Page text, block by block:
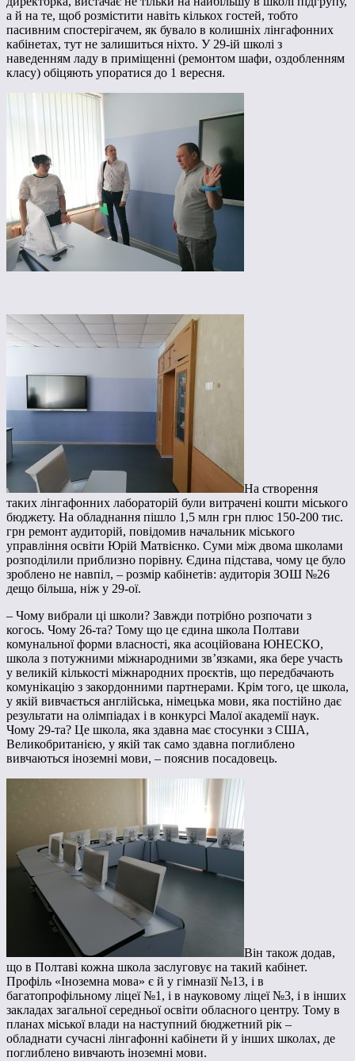
а й на те, щоб розмістити навіть кількох гостей, тобто
пасивним спостерігачем, як бувало в колишніх лінгафонних
кабінетах, тут не залишиться ніхто. У 29-ій школі з
наведенням ладу в приміщенні (ремонтом шафи, оздобленням
класу) обіцяють упоратися до 1 вересня.
На створення
таких лінгафонних лабораторій були витрачені кошти міського
бюджету. На обладнання пішло 1,5 млн грн плюс 150-200 тис.
грн ремонт аудиторій, повідомив начальник міського
управління освіти Юрій Матвієнко. Суми між двома школами
розподілили приблизно порівну. Єдина підстава, чому це було
зроблено не навпіл, – розмір кабінетів: аудиторія ЗОШ №26
дещо більша, ніж у 29-ої.
– Чому вибрали ці школи? Завжди потрібно розпочати з
когось. Чому 26-та? Тому що це єдина школа Полтави
комунальної форми власності, яка асоційована ЮНЕСКО,
школа з потужними міжнародними зв’язками, яка бере участь
у великій кількості міжнародних проєктів, що передбачають
комунікацію з закордонними партнерами. Крім того, це школа,
у якій вивчається англійська, німецька мови, яка постійно дає
результати на олімпіадах і в конкурсі Малої академії наук.
Чому 29-та? Це школа, яка здавна має стосунки з США,
Великобританією, у якій так само здавна поглиблено
вивчаються іноземні мови, – пояснив посадовець.
Він також додав,
що в Полтаві кожна школа заслуговує на такий кабінет.
Профіль «Іноземна мова» є й у гімназії №13, і в
багатопрофільному ліцеї №1, і в науковому ліцеї №3, і в інших
закладах загальної середньої освіти обласного центру. Тому в
планах міської влади на наступний бюджетний рік –
обладнати сучасні лінгафонні кабінети й у інших школах, де
поглиблено вивчають іноземні мови.